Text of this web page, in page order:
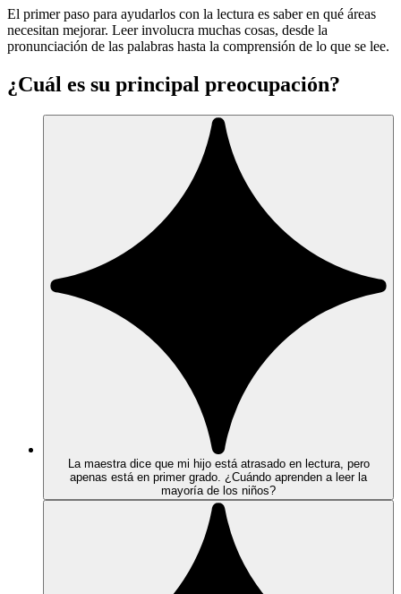
El primer paso para ayudarlos con la lectura es saber en qué áreas
necesitan mejorar. Leer involucra muchas cosas, desde la
pronunciación de las palabras hasta la comprensión de lo que se lee.
¿Cuál es su principal preocupación?
La maestra dice que mi hijo está atrasado en lectura, pero
apenas está en primer grado. ¿Cuándo aprenden a leer la
mayoría de los niños?